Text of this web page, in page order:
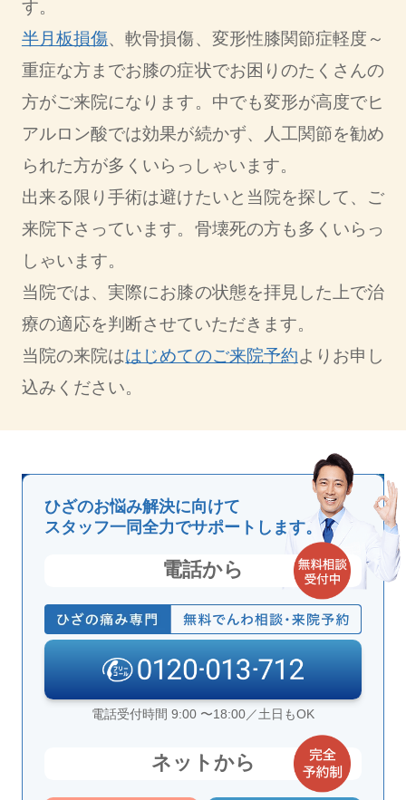
す。
半月板損傷、軟骨損傷、変形性膝関節症軽度～
重症な方までお膝の症状でお困りのたくさんの
方がご来院になります。中でも変形が高度でヒ
アルロン酸では効果が続かず、人工関節を勧め
られた方が多くいらっしゃいます。
出来る限り手術は避けたいと当院を探して、ご
来院下さっています。骨壊死の方も多くいらっ
しゃいます。
当院では、実際にお膝の状態を拝見した上で治
療の適応を判断させていただきます。
当院の来院ははじめてのご来院予約よりお申し
込みください。
ひざのお悩み解決に向けて
スタッフ一同全力でサポートします。
電話から
電話受付時間 9:00 〜18:00／土日もOK
ネットから